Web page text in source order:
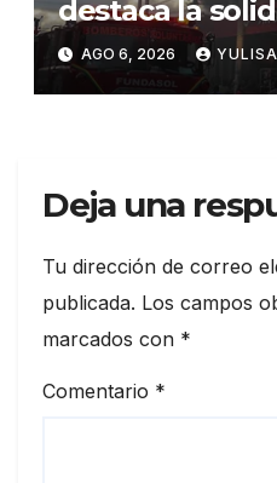
destaca la
durante la
Barrio Lindo
AGO 6, 2026
Deja una
Tu dirección de correo
publicada. Los campos
marcados con *
Comentario *